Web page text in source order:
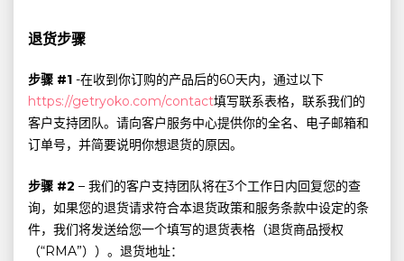
退货步骤
步骤 #1 -在收到你订购的产品后的60天内，通过以下
https://getryoko.com/contact填写联系表格，联系我们的
客户支持团队。请向客户服务中心提供你的全名、电子邮箱和
订单号，并简要说明你想退货的原因。
步骤 #2 – 我们的客户支持团队将在3个工作日内回复您的查
询，如果您的退货请求符合本退货政策和服务条款中设定的条
件，我们将发送给您一个填写的退货表格（退货商品授权
（“RMA”））。退货地址：